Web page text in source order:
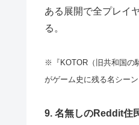
ある展開で全プレイ
る。
※『KOTOR（旧共和国の
がゲーム史に残る名シーン
9. 名無しのReddit住